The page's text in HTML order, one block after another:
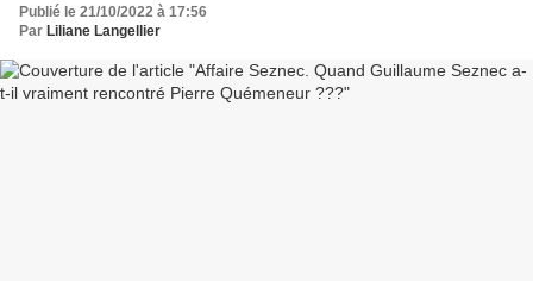
Publié le 21/10/2022 à 17:56
Par Liliane Langellier